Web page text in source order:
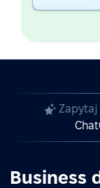
Zapytaj
Business